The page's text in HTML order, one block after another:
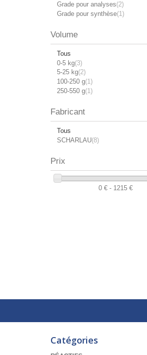
Grade pour analyses(2)
Grade pour synthèse(1)
Volume
Tous
0-5 kg(3)
5-25 kg(2)
100-250 g(1)
250-550 g(1)
Fabricant
Tous
SCHARLAU(8)
Prix
0 € - 1215 €
Catégories